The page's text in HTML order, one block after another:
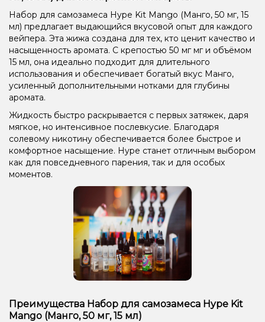
Набор для самозамеса Hype Kit Mango (Манго, 50 мг, 15
мл) предлагает выдающийся вкусовой опыт для каждого
вейпера. Эта жижа создана для тех, кто ценит качество и
насыщенность аромата. С крепостью 50 мг мг и объёмом
15 мл, она идеально подходит для длительного
использования и обеспечивает богатый вкус Манго,
усиленный дополнительными нотками для глубины
аромата.
Жидкость быстро раскрывается с первых затяжек, даря
мягкое, но интенсивное послевкусие. Благодаря
солевому никотину обеспечивается более быстрое и
комфортное насыщение. Hype станет отличным выбором
как для повседневного парения, так и для особых
моментов.
Преимущества Набор для самозамеса Hype Kit
Mango (Манго, 50 мг, 15 мл)